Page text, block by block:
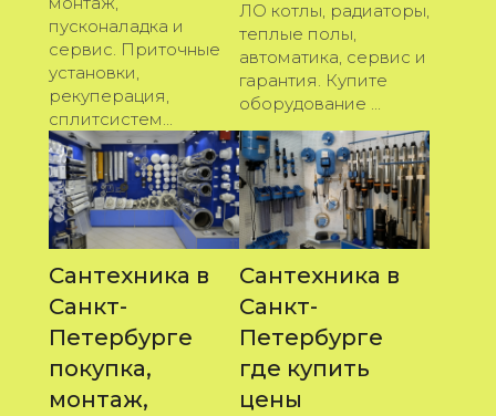
пусконаладка и
сервис. Приточные
установки,
рекуперация,
сплитсистем...
ЛО котлы, радиаторы,
теплые полы,
автоматика, сервис и
гарантия. Купите
оборудование ...
Сантехника в
Санкт-
Петербурге
покупка,
монтаж,
Сантехника в
Санкт-
Петербурге
где купить
цены